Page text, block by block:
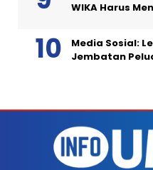
WIKA Harus
Media Sosial:
Jembatan